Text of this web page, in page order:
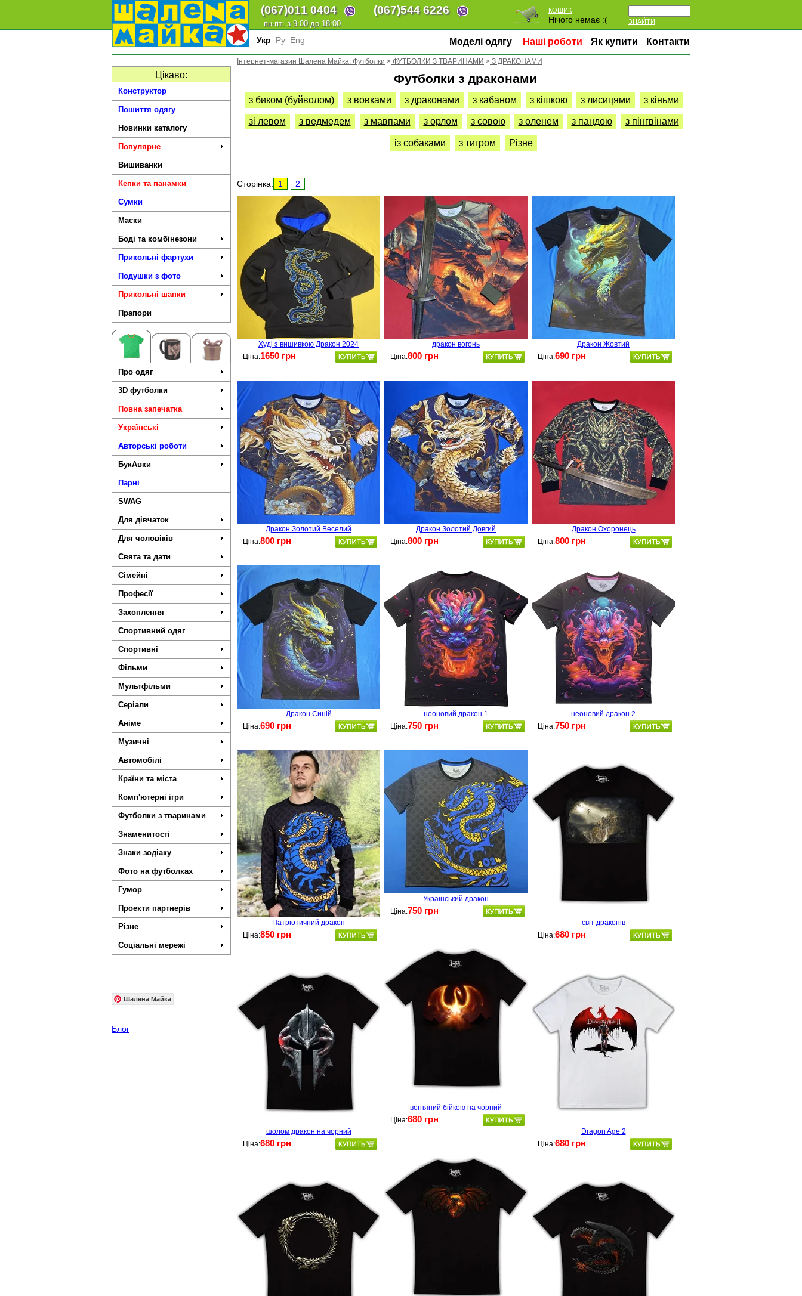
(067)011 0404 (067)544 6226
пн-пт: з 9:00 до 18:00 ЗНАЙТИ
КОШИК
Нічого немає :(
Укр Ру Eng Моделі одягу Наші роботи Як купити Контакти
Цікаво:
Конструктор
Пошиття одягу
Новинки каталогу
Популярне
Вишиванки
Кепки та панамки
Сумки
Маски
Боді та комбінезони
Прикольні фартухи
Подушки з фото
Прикольні шапки
Прапори
Про одяг
3D футболки
Повна запечатка
Українські
Авторські роботи
БукАвки
Парні
SWAG
Для дівчаток
Для чоловіків
Свята та дати
Сімейні
Професії
Захоплення
Спортивний одяг
Спортивні
Фільми
Мультфільми
Серіали
Аніме
Музичні
Автомобілі
Країни та міста
Комп'ютерні ігри
Футболки з тваринами
Знаменитості
Знаки зодіаку
Фото на футболках
Гумор
Проекти партнерів
Різне
Соціальні мережі
Шалена Майка
Блог
Інтернет-магазин Шалена Майка: Футболки > ФУТБОЛКИ З ТВАРИНАМИ > З ДРАКОНАМИ
Футболки з драконами
з биком (буйволом) з вовками з драконами з кабаном з кішкою з лисицями з кіньми
зі левом з ведмедем з мавпами з орлом з совою з оленем з пандою з пінгвінами
із собаками з тигром Різне
Сторінка: 1 2
Худі з вишивкою Дракон 2024
Ціна:1650 грн
дракон вогонь
Ціна:800 грн
Дракон Жовтий
Ціна:690 грн
Дракон Золотий Веселий
Ціна:800 грн
Дракон Золотий Довгий
Ціна:800 грн
Дракон Охоронець
Ціна:800 грн
Дракон Синій
Ціна:690 грн
неоновий дракон 1
Ціна:750 грн
неоновий дракон 2
Ціна:750 грн
Патріотичний дракон
Ціна:850 грн
Український дракон
Ціна:750 грн
світ драконів
Ціна:680 грн
вогняний бійкою на чорний
Ціна:680 грн
шолом дракон на чорний
Ціна:680 грн
Dragon Age 2
Ціна:680 грн